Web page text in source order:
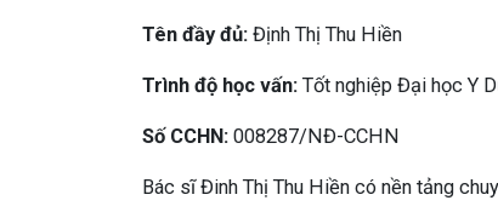
Tên đầy đủ: Định Thị Thu Hiền
Trình độ học vấn: Tốt nghiệp Đại học Y
Số CCHN: 008287/NĐ-CCHN
Bác sĩ Đinh Thị Thu Hiền có nền tảng